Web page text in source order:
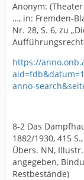
Anonym:
…, in: Fremden-
Nr. 28, S. 6, zu
https://
anno-
8-2 Das
1882/1930, 415
Übers. NN,
angegeben,
Restbestände)